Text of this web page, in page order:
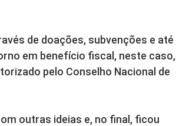
de doações, subvenções e até
em benefício fiscal, neste caso,
pelo Conselho Nacional de
outras ideias e, no final, ficou